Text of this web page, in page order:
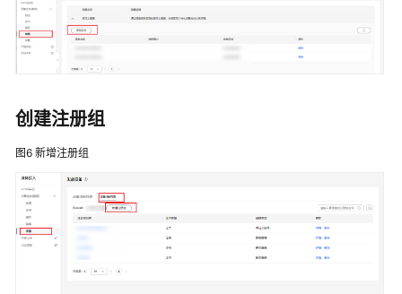
议
（SLA）
书
资
源
支
区
创建注册组
图6 新增注册组